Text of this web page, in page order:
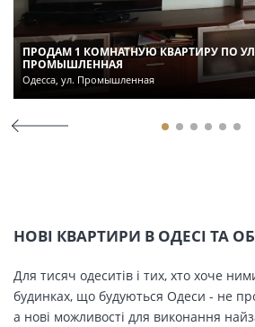
ПРОДАМ 1 КОМНАТНУЮ КВАРТИРУ ПО
ПРОМЫШЛЕННАЯ
Одесса, ул. Промышленная
НОВІ КВАРТИРИ В ОДЕСІ ТА
Для тисяч одеситів і тих, хто хоче
будинках, що будуються Одеси - не
а нові можливості для виконання